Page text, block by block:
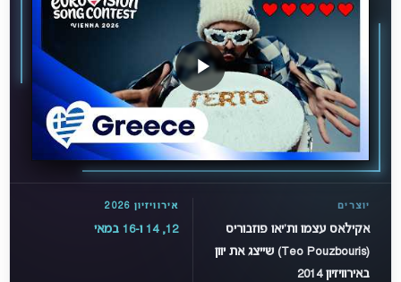
יוצרים
אקילאס עצמו ות'יאו פוזבוריס
(Teo Pouzbouris) שייצג את יוון
באירוויזיון 2014
אירוויזיון 2026
12, 14 ו-16 במאי